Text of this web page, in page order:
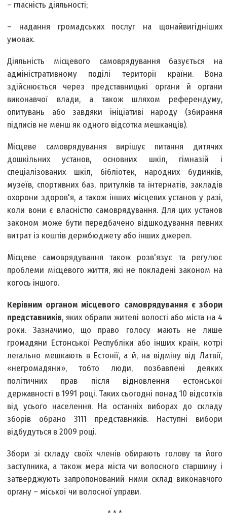
– гласність діяльності;
– надання громадських послуг на щонайвигідніших
умовах.
Діяльність місцевого самоврядування базується на
адміністративному поділі території країни. Вона
здійснюється через представницькі органи й органи
виконавчої влади, а також шляхом референдуму,
опитувань або завдяки ініціативі народу (збирання
підписів не менш як одного відсотка мешканців).
Місцеве самоврядування вирішує питання дитячих
дошкільних установ, основних шкіл, гімназій і
спеціалізованих шкіл, бібліотек, народних будинків,
музеїв, спортивних баз, притулків та інтернатів, закладів
охорони здоров'я, а також інших місцевих установ у разі,
коли вони є власністю самоврядування. Для цих установ
законом може бути передбачено відшкодування певних
витрат із коштів держбюджету або інших джерел.
Місцеве самоврядування також розв'язує та регулює
проблеми місцевого життя, які не покладені законом на
когось іншого.
Керівним органом місцевого самоврядування є збори
представників, яких обрали жителі волості або міста на 4
роки. Зазначимо, що право голосу мають не лише
громадяни Естонської Республіки або інших країн, котрі
легально мешкають в Естонії, а й, на відміну від Латвії,
«негромадяни», тобто люди, позбавлені деяких
політичних прав після відновлення естонської
державності в 1991 році. Таких сьогодні понад 10 відсотків
від усього населення. На останніх виборах до складу
зборів обрано 3111 представників. Наступні вибори
відбудуться в 2009 році.
Збори зі складу своїх членів обирають голову та його
заступника, а також мера міста чи волосного старшину і
затверджують запропонований ними склад виконавчого
органу – міської чи волосної управи.
* * *